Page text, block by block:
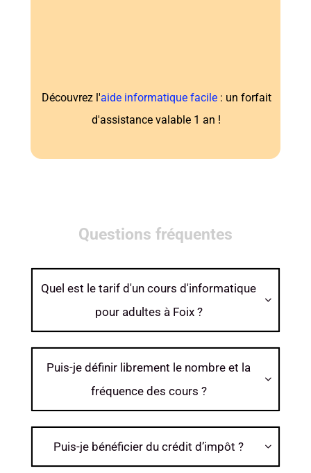
Découvrez l'aide informatique facile: un forfait
d'assistance valable 1 an !
Questions fréquentes
Quel est le tarif d'un cours d'informatique
pour adultes à Foix ?

Puis-je définir librement le nombre et la
fréquence des cours ?

Puis-je bénéficier du crédit d’impôt ? 